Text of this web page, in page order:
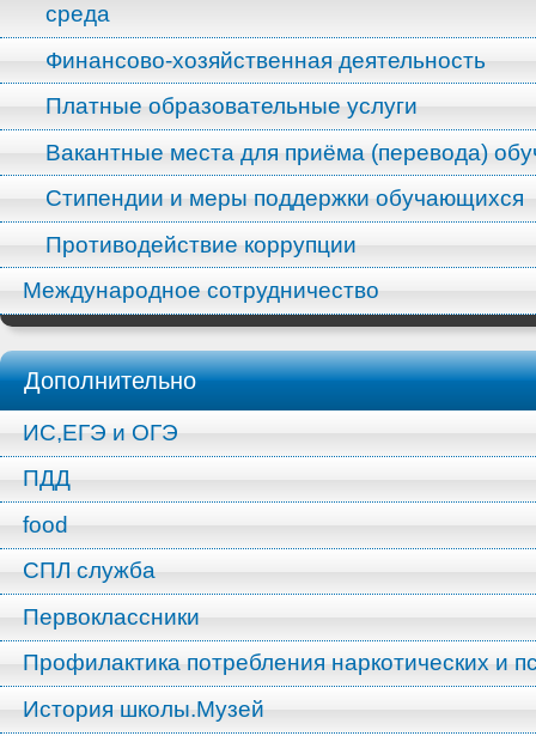
среда
Финансово-хозяйственная деятельность
Платные образовательные услуги
Вакантные места для приёма (перевода)
Стипендии и меры поддержки обучающихся
Противодействие коррупции
Международное сотрудничество
Дополнительно
ИС,ЕГЭ и ОГЭ
ПДД
food
СПЛ служба
Первоклассники
Профилактика потребления наркотических и
История школы.Музей